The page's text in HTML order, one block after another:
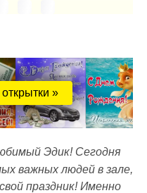
»
Эдик! Сегодня
важных людей в зале,
праздник! Именно